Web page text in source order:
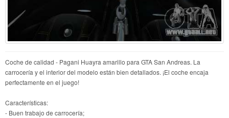
Coche de calidad - Pagani Huayra amarillo para GTA San Andreas. La
carrocería y el interior del modelo están bien detallados. ¡El coche encaja
perfectamente en el juego!
Características:
- Buen trabajo de carrocería;